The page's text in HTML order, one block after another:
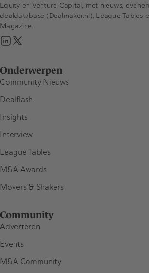
Onderwerpen
Community Nieuws
Dealflash
Insights
Interview
League Tables
M&A Awards
Movers & Shakers
Community
Adverteren
Events
M&A Community
Equity en Venture Capital, met nieuws,
dealdatabase (Dealmaker.nl), League Tables
Magazine.